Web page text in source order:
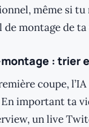
même si tu
montage de ta
montage : trier
coupe,
important ta
un live